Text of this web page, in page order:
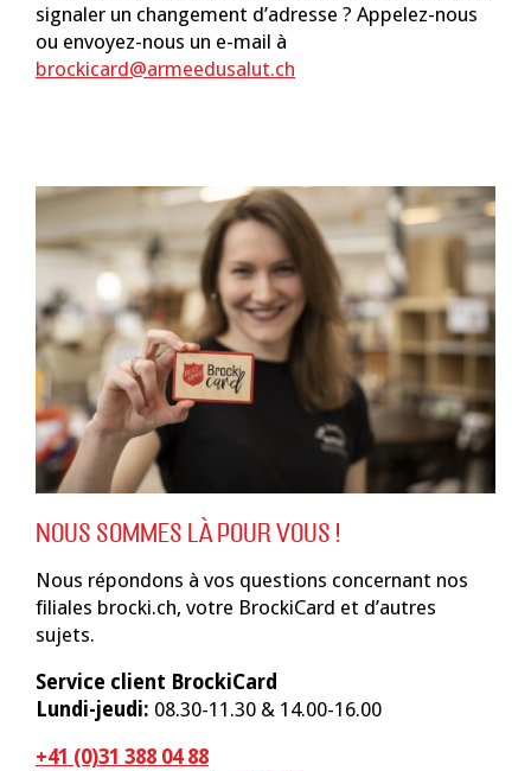
signaler un changement d’adresse ? Appelez-nous
ou envoyez-nous un e-mail à
brockicard@armeedusalut.ch
NOUS SOMMES LÀ POUR VOUS !
Nous répondons à vos questions concernant nos
filiales brocki.ch, votre BrockiCard et d’autres
sujets.
Service client BrockiCard
Lundi-jeudi: 08.30-11.30 & 14.00-16.00
+41 (0)31 388 04 88